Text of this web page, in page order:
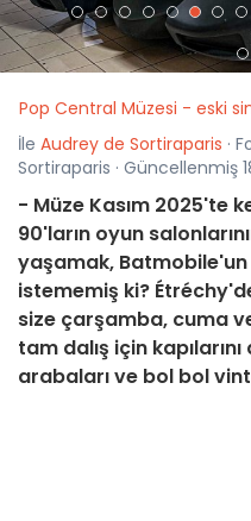
Pop Central Müzesi - eski
İle Audrey de Sortiraparis ·
Sortiraparis · Güncellenmiş
- Müze Kasım 2025'te
90'ların oyun
yaşamak,
istememiş ki?
size çarşamba, cuma
tam dalış için
arabaları ve bol bol